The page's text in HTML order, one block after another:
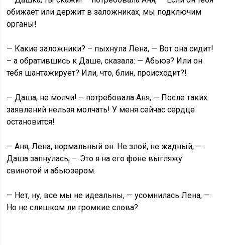
обижает или держит в заложниках, мы подключим
органы!
— Какие заложники? – пыхнула Лена, — Вот она сидит!
– а обратившись к Даше, сказала: — Абьюз? Или он
тебя шантажирует? Или, что, блин, происходит?!
— Даша, не молчи! – потребовала Аня, — После таких
заявлений нельзя молчать! У меня сейчас сердце
остановится!
— Аня, Лена, нормальный он. Не злой, не жадный, —
Даша запнулась, — Это я на его фоне выгляжу
свинотой и абьюзером.
— Нет, ну, все мы не идеальны, — усомнилась Лена, —
Но не слишком ли громкие слова?